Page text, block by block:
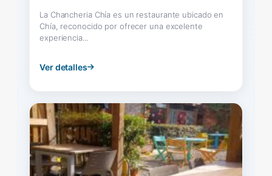
La Chancheria Chía es un restaurante ubicado en
Chía, reconocido por ofrecer una excelente
experiencia...
Ver detalles